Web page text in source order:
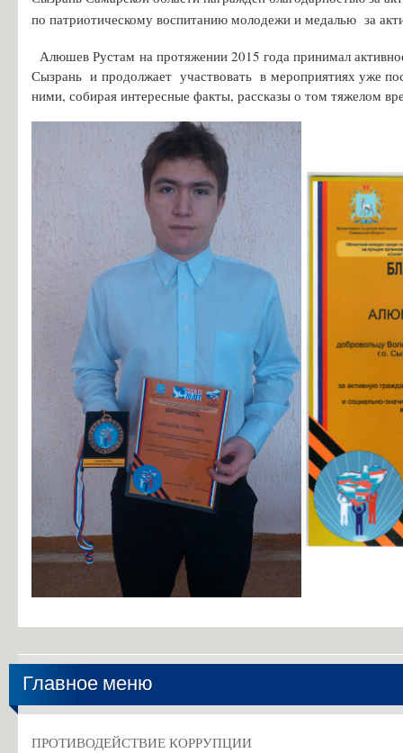
Особенности проведения вступительных испытаний для лиц с
Информация для абитуриентов
Вопросы-ответы
Образовательный кредит с государственной поддержкой
Основание для представления льгот
Особенности приема иностранных граждан
Заочное обучение
Дополнительное профессиональное образование
Студентам
Льготный кредит на образование
Информация об организации ежедневных «входных фильтров»
Выпускникам
Анкета для выпускников
Информация об общежитиях
Заочное отделение
О порядке участия в ЕГЭ
Трудоустройство
Информация о закреплении за каждой группой отдельного
Памятки по безопасности
по патриотическому воспитанию молодежи и медалью за
Алюшев Рустам на протяжении 2015 года принимал
Сызрань и продолжает участвовать в мероприятиях уже
ними, собирая интересные факты, рассказы о том тяжелом
Главное меню
ПРОТИВОДЕЙСТВИЕ КОРРУПЦИИ